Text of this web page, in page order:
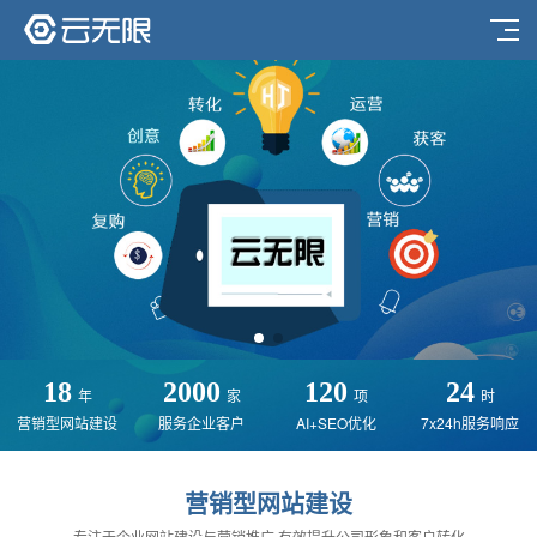
18 年
营销型网站建设
2000 家
服务企业客户
120 项
AI+SEO优化
24 时
7x24h服务响应
营销型网站建设